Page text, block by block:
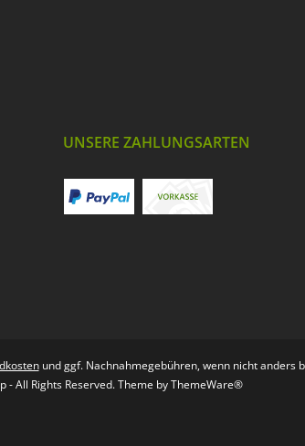
UNSERE ZAHLUNGSARTEN
und ggf. Nachnahmegebühren, wenn nicht anders
All Rights Reserved. Theme byThemeWare®